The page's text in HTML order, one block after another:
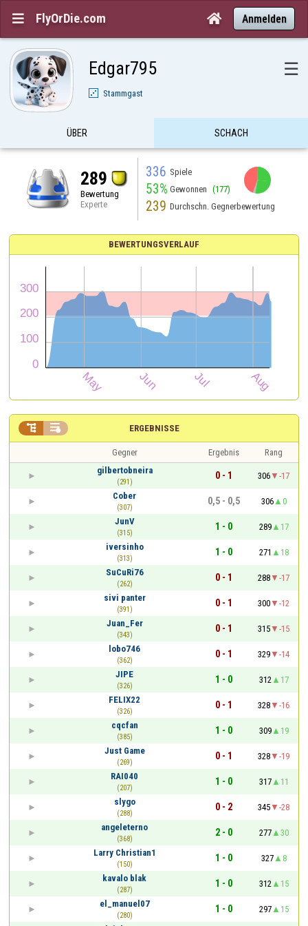
 FlyOrDie.com  Anmelden
Edgar795 ☰
Stammgast
ÜBER SCHACH
289
Bewertung
Experte
336 Spiele
53% Gewonnen (177)
239 Durchschn. Gegnerbewertung
BEWERTUNGSVERLAUF
ERGEBNISSE
 
Gegner Ergebnis
Rang
gilbertobneira
(291)
0 - 1 306
-17
Cober
(307)
0,5 - 0,5 306
0
JunV
(315)
1 - 0 289
17
iversinho
(313)
1 - 0 271
18
SuCuRi76
(262)
0 - 1 288
-17
sivi panter
(391)
0 - 1 300
-12
Juan_Fer
(343)
0 - 1 315
-15
lobo746
(362)
0 - 1 329
-14
JIPE
(326)
1 - 0 312
17
FELIX22
(326)
0 - 1 328
-16
cqcfan
(385)
1 - 0 309
19
Just Game
(269)
0 - 1 328
-19
RAI040
(207)
1 - 0 317
11
slygo
(288)
0 - 2 345
-28
angeleterno
(368)
2 - 0 277
30
Larry Christian1
(150)
1 - 0 327
8
kavalo blak
(287)
1 - 0 312
15
el_manuel07
(280)
1 - 0 297
15